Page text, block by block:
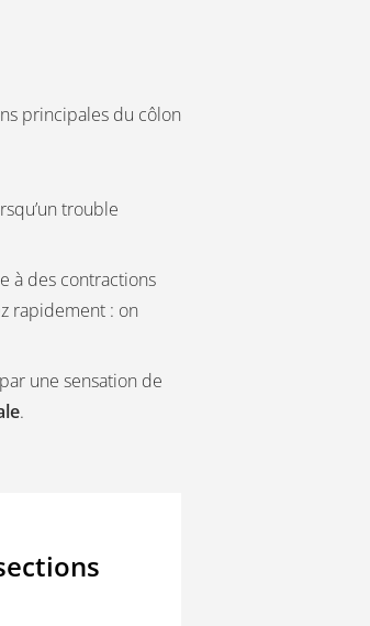
principales du côlon
trouble
à des contractions
rapidement : on
une sensation de
.